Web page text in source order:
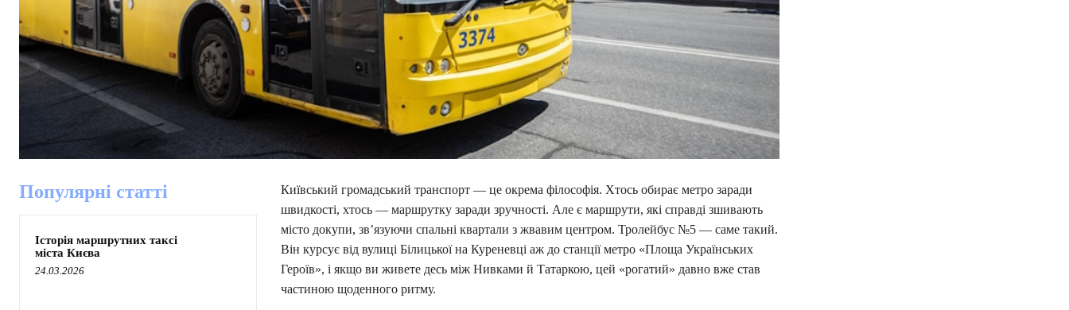
Популярні статті
Історія маршрутних таксі
міста Києва
24.03.2026
Київський громадський транспорт — це окрема філософія. Хтось обирає метро заради
швидкості, хтось — маршрутку заради зручності. Але є маршрути, які справді зшивають
місто докупи, зв’язуючи спальні квартали з жвавим центром. Тролейбус №5 — саме такий.
Він курсує від вулиці Білицької на Куреневці аж до станції метро «Площа Українських
Героїв», і якщо ви живете десь між Нивками й Татаркою, цей «рогатий» давно вже став
частиною щоденного ритму.